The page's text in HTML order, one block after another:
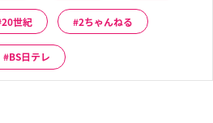
20世紀 2ちゃんねる
BS日テレ